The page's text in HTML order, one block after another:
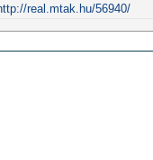
real.mtak.hu/56940/